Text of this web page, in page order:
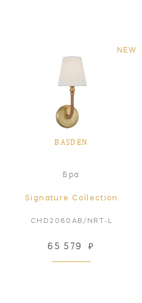
NEW
BASDEN
Бра
Signature Collection
CHD2080AB/NRT-L
65 579 ₽